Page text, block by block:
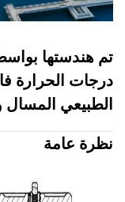
تم هندستها
درجات الحرارة
الطبيعي المسال
نظرة عامة